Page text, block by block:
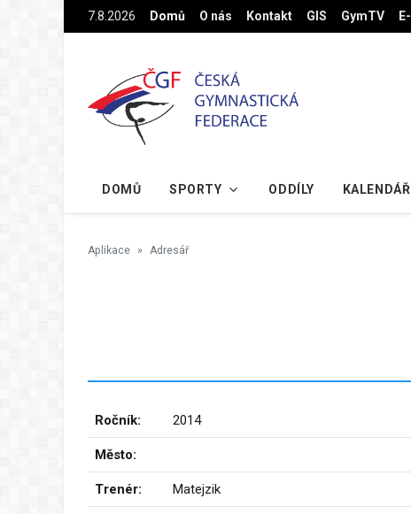
Na hlavní obsah7.8.2026 Domů O nás Kontakt GIS GymTV
DOMŮ SPORTY ODDÍLY KALENDÁŘ
Aplikace Adresář
Ročník: 2014
Město:
Trenér: Matejzik